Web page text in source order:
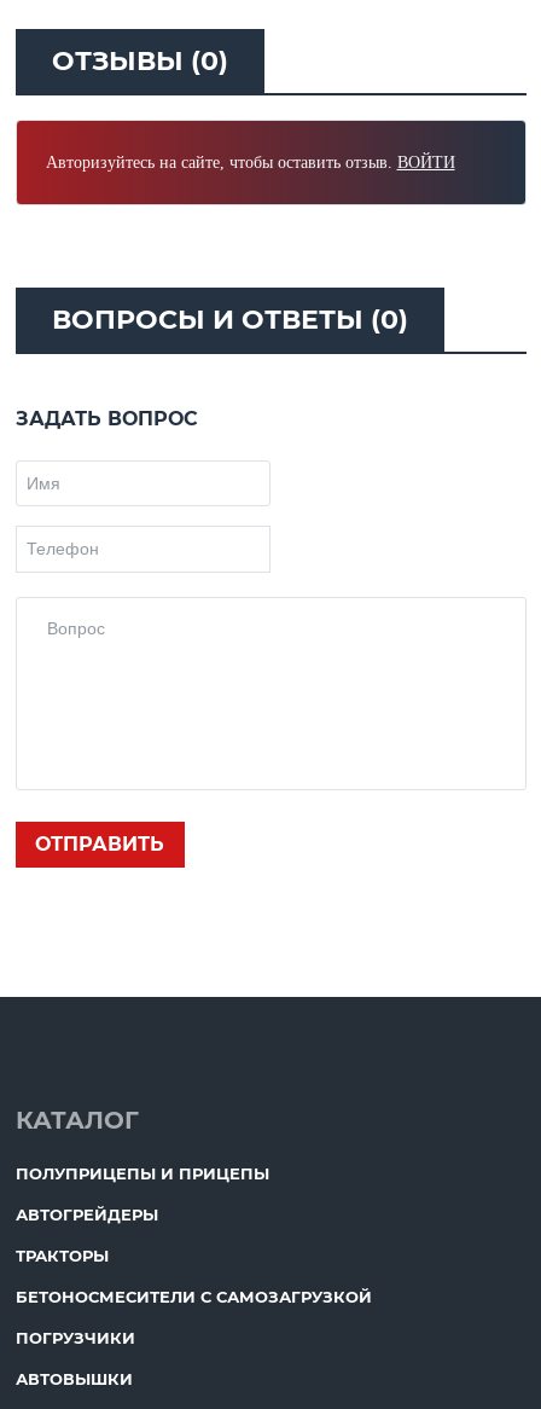
ОТЗЫВЫ (0)
Авторизуйтесь на сайте, чтобы оставить отзыв. ВОЙТИ
ВОПРОСЫ И ОТВЕТЫ (0)
ЗАДАТЬ ВОПРОС
КАТАЛОГ
ПОЛУПРИЦЕПЫ И ПРИЦЕПЫ
АВТОГРЕЙДЕРЫ
ТРАКТОРЫ
БЕТОНОСМЕСИТЕЛИ С САМОЗАГРУЗКОЙ
ПОГРУЗЧИКИ
АВТОВЫШКИ